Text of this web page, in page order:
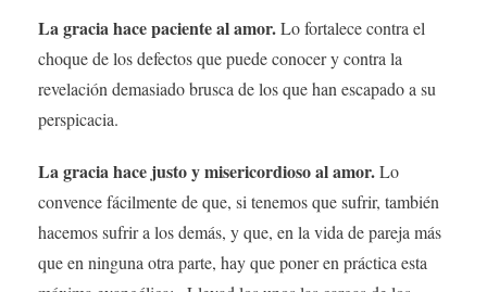
La gracia hace paciente al amor.Lo fortalece contra el
choque de los defectos que puede conocer y contra la
revelación demasiado brusca de los que han escapado a su
perspicacia.
La gracia hace justo y misericordioso al amor.Lo
convence fácilmente de que, si tenemos que sufrir, también
hacemos sufrir a los demás, y que, en la vida de pareja más
que en ninguna otra parte, hay que poner en práctica esta